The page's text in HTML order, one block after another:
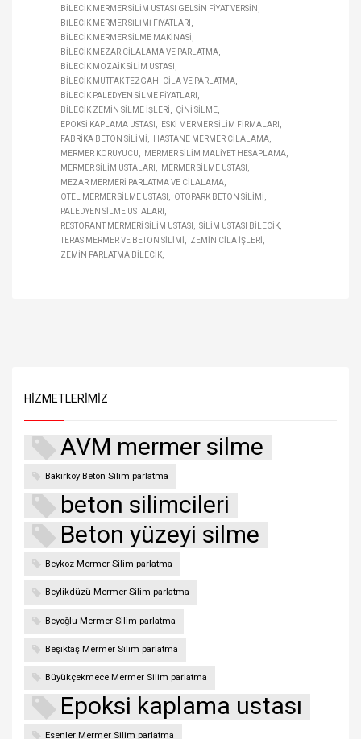
BILECIK MERMER SILIM USTASI GELSIN FIYAT VERSIN
BILECIK MERMER SILIMI FIYATLARI
BILECIK MERMER SILME MAKINASI
BILECIK MEZAR CILALAMA VE PARLATMA
BILECIK MOZAIK SILIM USTASI
BILECIK MUTFAK TEZGAHI CILA VE PARLATMA
BILECIK PALEDYEN SILME FIYATLARI
BILECIK ZEMIN SILME IŞLERI
ÇINI SILME
EPOKSI KAPLAMA USTASI
ESKI MERMER SILIM FIRMALARI
FABRIKA BETON SILIMI
HASTANE MERMER CILALAMA
MERMER KORUYUCU
MERMER SILIM MALIYET HESAPLAMA
MERMER SILIM USTALARI
MERMER SILME USTASI
MEZAR MERMERI PARLATMA VE CILALAMA
OTEL MERMER SILME USTASI
OTOPARK BETON SILIMI
PALEDYEN SILME USTALARI
RESTORANT MERMERI SILIM USTASI
SILIM USTASI BILECIK
TERAS MERMER VE BETON SILIMI
ZEMIN CILA IŞLERI
ZEMIN PARLATMA BILECIK
HIZMETLERIMIZ
AVM mermer silme
Bakırköy Beton Silim parlatma
beton silimcileri
Beton yüzeyi silme
Beykoz Mermer Silim parlatma
Beylikdüzü Mermer Silim parlatma
Beyoğlu Mermer Silim parlatma
Beşiktaş Mermer Silim parlatma
Büyükçekmece Mermer Silim parlatma
Epoksi kaplama ustası
Esenler Mermer Silim parlatma